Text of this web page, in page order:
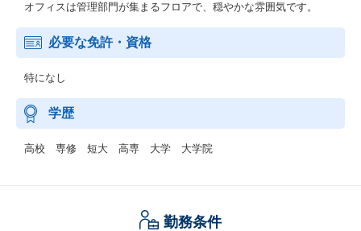
オフィスは管理部門が集まるフロアで、穏やかな雰囲気です。
必要な免許・資格
特になし
学歴
高校 専修 短大 高専 大学 大学院
勤務条件